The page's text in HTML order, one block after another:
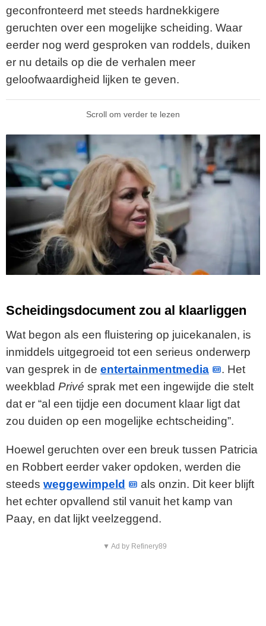
geconfronteerd met steeds hardnekkigere
geruchten over een mogelijke scheiding. Waar
eerder nog werd gesproken van roddels, duiken
er nu details op die de verhalen meer
geloofwaardigheid lijken te geven.
Scroll om verder te lezen
Scheidingsdocument zou al klaarliggen
Wat begon als een fluistering op juicekanalen, is
inmiddels uitgegroeid tot een serieus onderwerp
van gesprek in de entertainmentmedia
. Het
weekblad Privé sprak met een ingewijde die stelt
dat er “al een tijdje een document klaar ligt dat
zou duiden op een mogelijke echtscheiding”.
Hoewel geruchten over een breuk tussen Patricia
en Robbert eerder vaker opdoken, werden die
steeds weggewimpeld
als onzin. Dit keer blijft
het echter opvallend stil vanuit het kamp van
Paay, en dat lijkt veelzeggend.
▼ Ad by Refinery89